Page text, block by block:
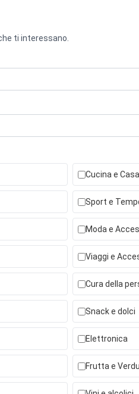
ti interessano.
Cucina e
Sport e
Moda e
Viaggi e
Cura della
Snack e dolci
Elettronica
Frutta e